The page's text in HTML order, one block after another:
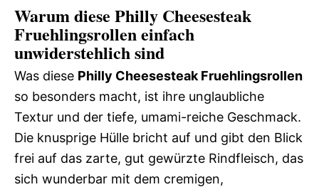
Warum diese Philly Cheesesteak
Fruehlingsrollen einfach
unwiderstehlich sind
Was diese Philly Cheesesteak Fruehlingsrollen
so besonders macht, ist ihre unglaubliche
Textur und der tiefe, umami-reiche Geschmack.
Die knusprige Hülle bricht auf und gibt den Blick
frei auf das zarte, gut gewürzte Rindfleisch, das
sich wunderbar mit dem cremigen,